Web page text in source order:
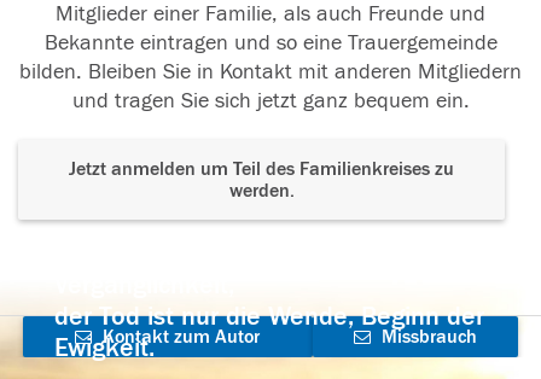
Ruhe in Frieden Ruhe in Frieden
21.12.2022
Immer in unseren Herzen.
Wir werden dich nie
Mitglieder einer Familie, als auch Freunde und
Bekannte eintragen und so eine Trauergemeinde
bilden. Bleiben Sie in Kontakt mit anderen Mitgliedern
und tragen Sie sich jetzt ganz bequem ein.
Jetzt anmelden um Teil des Familienkreises zu
werden.
der Tod ist nur die Wende, Beginn der
Ewigkeit.
Kontakt zum Autor
Missbrauch